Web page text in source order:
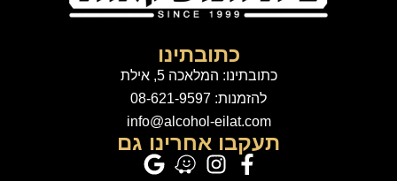
כתובתינו
כתובתינו: המלאכה 5, אילת
להזמנות: 08-621-9597
info@alcohol-eilat.com
תעקבו אחרינו גם